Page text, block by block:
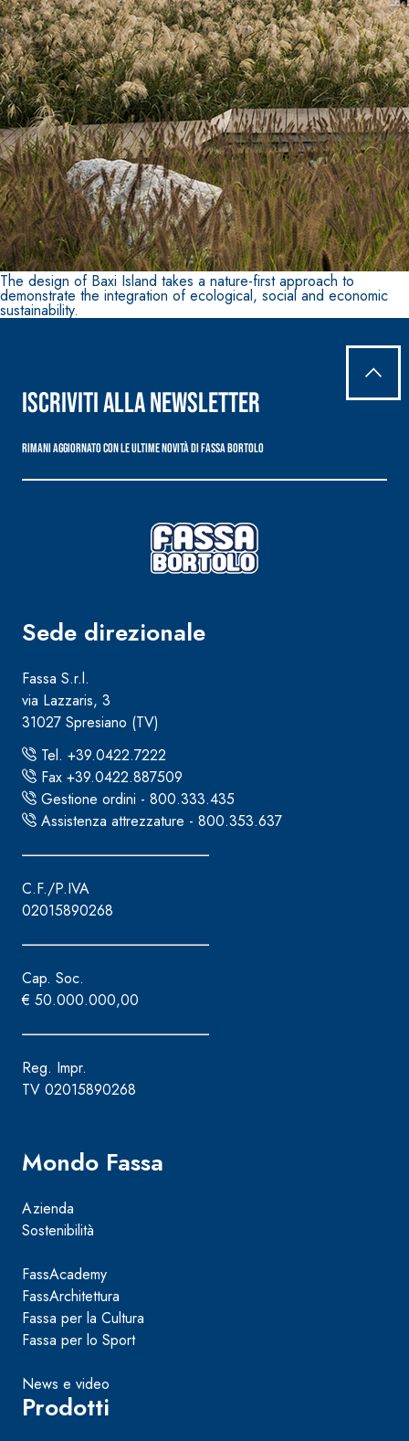
The design of Baxi Island takes a nature-first approach to
demonstrate the integration of ecological, social and economic
sustainability.
Iscriviti alla newsletter
Rimani aggiornato con le ultime novità di Fassa Bortolo
Sede direzionale
Fassa S.r.l.
via Lazzaris, 3
31027 Spresiano (TV)
Tel. +39.0422.7222
Fax +39.0422.887509
Gestione ordini - 800.333.435
Assistenza attrezzature - 800.353.637
C.F./P.IVA
02015890268
Cap. Soc.
€ 50.000.000,00
Reg. Impr.
TV 02015890268
Mondo Fassa
Azienda
Sostenibilità
FassAcademy
FassArchitettura
Fassa per la Cultura
Fassa per lo Sport
News e video
Prodotti